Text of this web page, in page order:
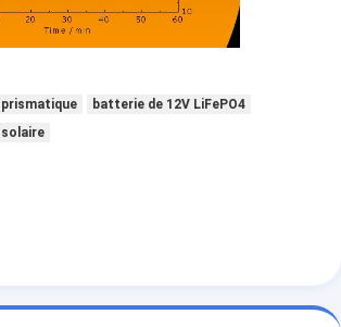
d'ion de lithium
polymère
de l'énergie
batterie de 12V LiFePO4